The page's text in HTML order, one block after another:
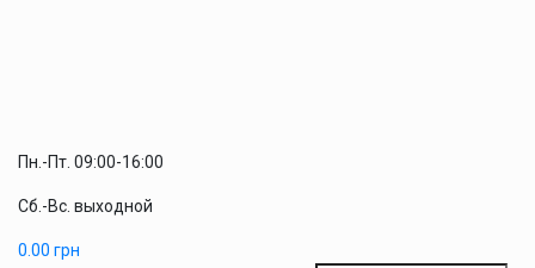
Пн.-Пт. 09:00-16:00
Сб.-Вс. выходной
0.00 грн